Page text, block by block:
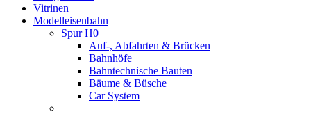
Vitrinen
Modelleisenbahn
Spur H0
Auf-, Abfahrten & Brücken
Bahnhöfe
Bahntechnische Bauten
Bäume & Büsche
Car System